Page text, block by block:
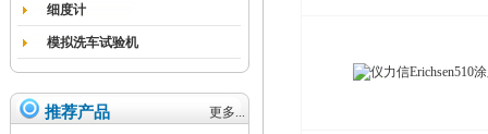
细度计
模拟洗车试验机
推荐产品 更多...